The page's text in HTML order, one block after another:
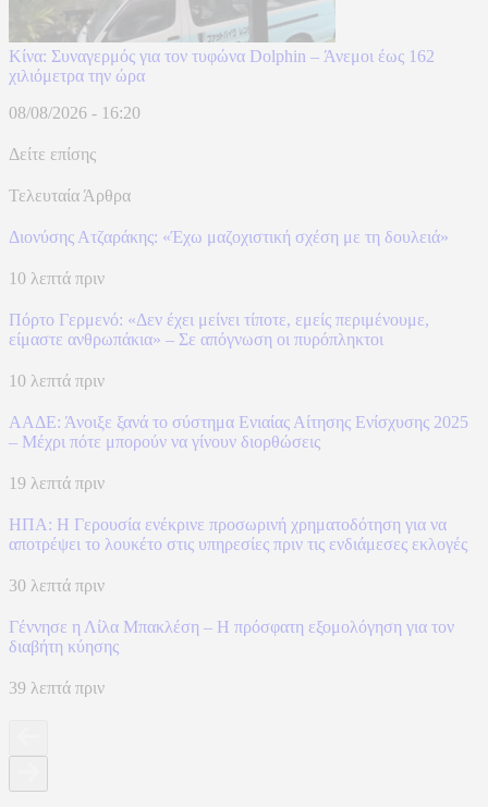
Κίνα: Συναγερμός για τον τυφώνα Dolphin – Άνεμοι έως 162
χιλιόμετρα την ώρα
08/08/2026 - 16:20
Δείτε επίσης
Τελευταία Άρθρα
Διονύσης Ατζαράκης: «Έχω μαζοχιστική σχέση με τη δουλειά»
10 λεπτά πριν
Πόρτο Γερμενό: «Δεν έχει μείνει τίποτε, εμείς περιμένουμε,
είμαστε ανθρωπάκια» – Σε απόγνωση οι πυρόπληκτοι
10 λεπτά πριν
ΑΑΔΕ: Άνοιξε ξανά το σύστημα Ενιαίας Αίτησης Ενίσχυσης 2025
– Μέχρι πότε μπορούν να γίνουν διορθώσεις
19 λεπτά πριν
ΗΠΑ: Η Γερουσία ενέκρινε προσωρινή χρηματοδότηση για να
αποτρέψει το λουκέτο στις υπηρεσίες πριν τις ενδιάμεσες εκλογές
30 λεπτά πριν
Γέννησε η Λίλα Μπακλέση – Η πρόσφατη εξομολόγηση για τον
διαβήτη κύησης
39 λεπτά πριν